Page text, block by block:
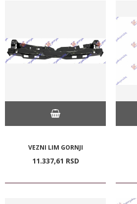
VEZNI LIM GORNJI
11.337,61 RSD